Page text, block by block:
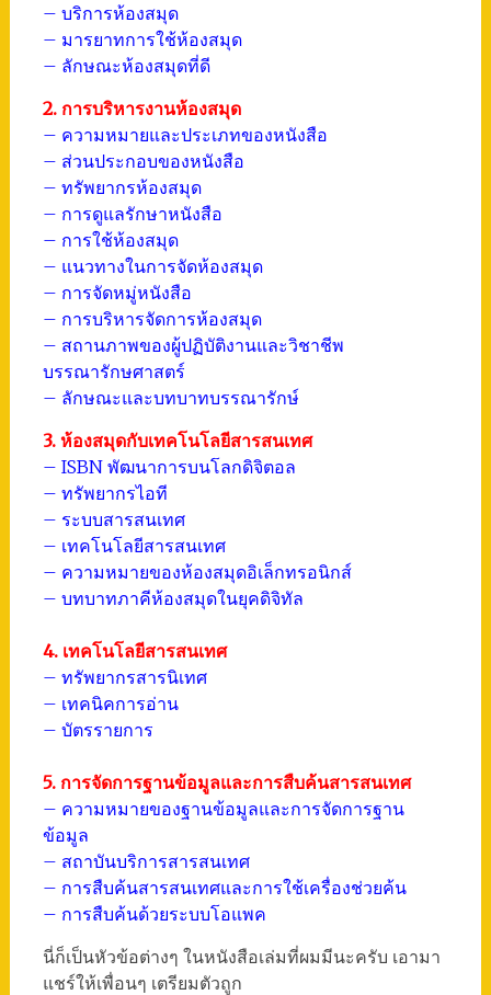
– บริการห้องสมุด
– มารยาทการใช้ห้องสมุด
– ลักษณะห้องสมุดที่ดี
2. การบริหารงานห้องสมุด
– ความหมายและประเภทของหนังสือ
– ส่วนประกอบของหนังสือ
– ทรัพยากรห้องสมุด
– การดูแลรักษาหนังสือ
– การใช้ห้องสมุด
– แนวทางในการจัดห้องสมุด
– การจัดหมู่หนังสือ
– การบริหารจัดการห้องสมุด
– สถานภาพของผู้ปฏิบัติงานและวิชาชีพ
บรรณารักษศาสตร์
– ลักษณะและบทบาทบรรณารักษ์
3. ห้องสมุดกับเทคโนโลยีสารสนเทศ
– ISBN พัฒนาการบนโลกดิจิตอล
– ทรัพยากรไอที
– ระบบสารสนเทศ
– เทคโนโลยีสารสนเทศ
– ความหมายของห้องสมุดอิเล็กทรอนิกส์
– บทบาทภาคีห้องสมุดในยุคดิจิทัล
4. เทคโนโลยีสารสนเทศ
– ทรัพยากรสารนิเทศ
– เทคนิคการอ่าน
– บัตรรายการ
5. การจัดการฐานข้อมูลและการสืบค้นสารสนเทศ
– ความหมายของฐานข้อมูลและการจัดการฐาน
ข้อมูล
– สถาบันบริการสารสนเทศ
– การสืบค้นสารสนเทศและการใช้เครื่องช่วยค้น
– การสืบค้นด้วยระบบโอแพค
นี่ก็เป็นหัวข้อต่างๆ ในหนังสือเล่มที่ผมมีนะครับ เอามา
แชร์ให้เพื่อนๆ เตรียมตัวถูก